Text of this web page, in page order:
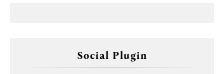
Social Plugin